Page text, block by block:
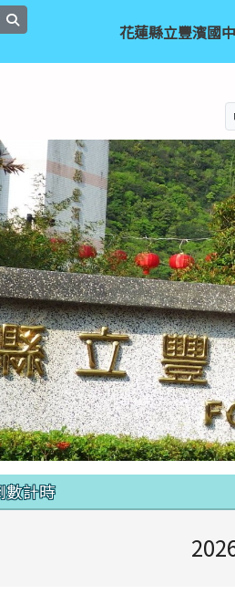
訊網
search
花蓮縣立豐濱國
中區域內容
數計時